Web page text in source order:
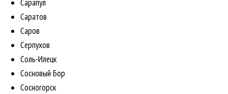
Сарапул
Саратов
Саров
Серпухов
Соль-Илецк
Сосновый Бор
Сосногорск